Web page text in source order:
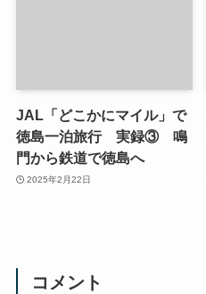
JAL「どこかにマイル」で
徳島一泊旅行 実録③ 鳴
門から鉄道で徳島へ
2025年2月22日
コメント